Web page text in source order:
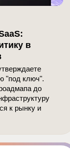
на
и
"под ключ".
до
к рынку и
в